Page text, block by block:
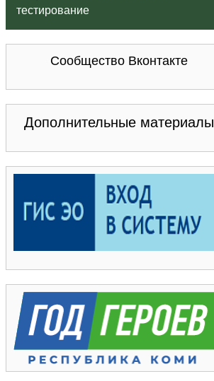
тестирование
Сообщество Вконтакте
Дополнительные материалы